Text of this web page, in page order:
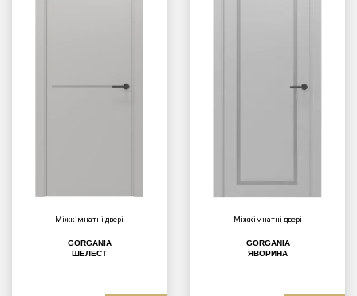
Міжкімнатні двері
GORGANIA
ШЕЛЕСТ
Міжкімнатні двері
GORGANIA
ЯВОРИНА